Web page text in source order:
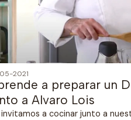
2021
a preparar un
a Alvaro Lois
invitamos a cocinar junto a